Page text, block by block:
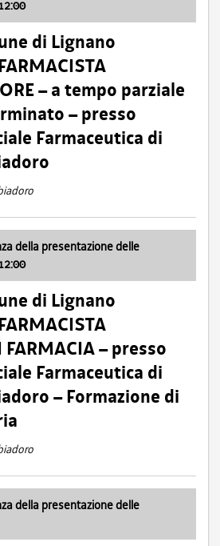
di Lignano
– a tempo parziale
– presso
Farmaceutica di
della presentazione delle
di Lignano
FARMACIA – presso
Farmaceutica di
– Formazione di
della presentazione delle